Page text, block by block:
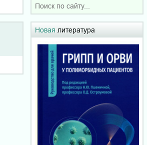
Новая литература